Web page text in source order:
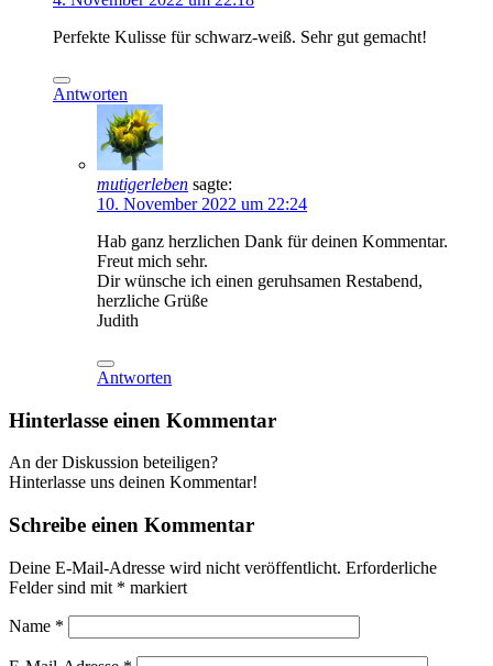
Perfekte Kulisse für schwarz-weiß. Sehr gut gemacht!
Antworten
mutigerleben sagte:
10. November 2022 um 22:24
Hab ganz herzlichen Dank für deinen Kommentar.
Freut mich sehr.
Dir wünsche ich einen geruhsamen Restabend,
herzliche Grüße
Judith
Antworten
Hinterlasse einen Kommentar
An der Diskussion beteiligen?
Hinterlasse uns deinen Kommentar!
Schreibe einen Kommentar
Deine E-Mail-Adresse wird nicht veröffentlicht. Erforderliche
Felder sind mit * markiert
Name *